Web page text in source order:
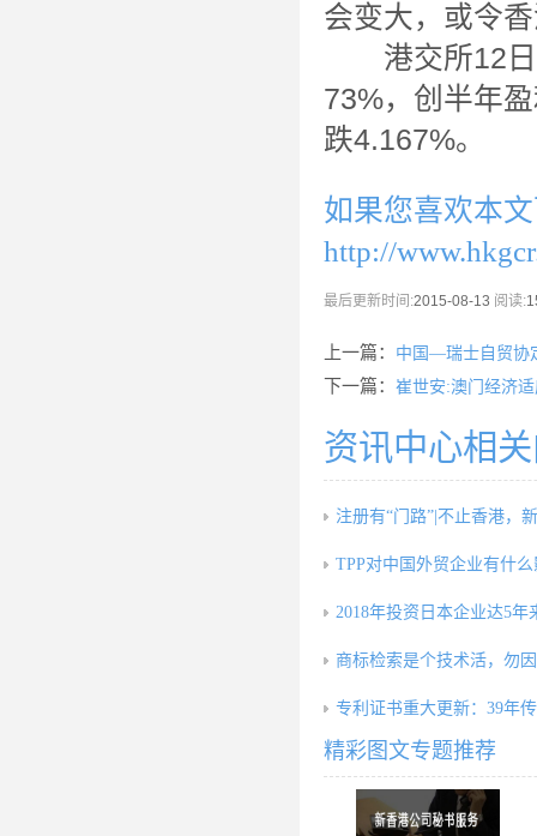
会变大，或令
港交所12日
73%，创半年
跌4.167%。
如果您喜欢本
http://
最后更新时间:2015-08-13 阅读:
上一篇： 中国—瑞士自贸协
下一篇： 崔世安:澳门经济
资讯中心相
注册有“门路”|不止香港，
TPP对中国外贸企业有什
2018年投资日本企业达5年
商标检索是个技术活，勿
专利证书重大更新：39年
精彩图文专题推荐